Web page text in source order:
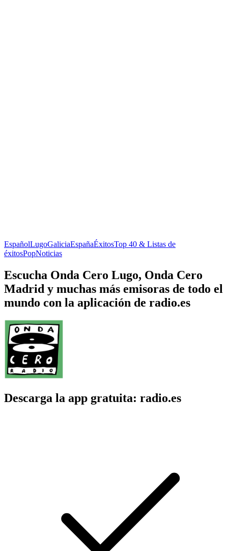
EspañolLugoGaliciaEspañaÉxitosTop 40 & Listas de
éxitosPopNoticias
Escucha Onda Cero Lugo, Onda Cero
Madrid y muchas más emisoras de todo el
mundo con la aplicación de radio.es
Descarga la app gratuita: radio.es